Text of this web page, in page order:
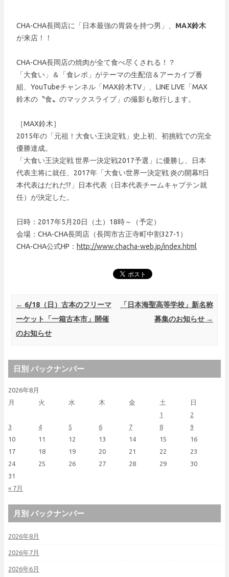
CHA-CHA長岡店に「日本最強の胃袋を持つ男」、 MAX鈴木
が来店！！
CHA-CHA長岡店の焼肉が全て食べ尽くされる！？
「大食い」＆「食レポ」がテーマの生配信＆アーカイブ番
組、YouTubeチャンネル「MAX鈴木TV」、LINE LIVE「MAX
鈴木の〝食〟のマックスライブ」の撮影も敢行します。
［MAX鈴木］
2015年の「元祖！大食い王決定戦」史上初、初挑戦での完全
優勝達成。
「大食い王決定戦 世界一決定戦2017予選」に優勝し、日本
代表主将に就任、2017年「大食い世界一決定戦 炎の開幕!!日
本代表はだれだ!?」日本代表（日本代表チームキャプテン就
任）が決定した。
日時：2017年5月20日（土）18時～（予定）
会場：CHA-CHA長岡店（長岡市古正寺町中割327-1）
CHA-CHA公式HP： http://www.chacha-web.jp/index.html
Post navigation
← 6/18（日）古本のフリーマ
ーケット「一箱古本市」開催
のお知らせ
「日本海聖高等学校」新名称
募集のお知らせ →
日別 バックナンバー
2026年8月
月
火 水 木 金 土 日
« 7月
1
2
3
4 5 6 7 8
9
10
11 12 13 14 15
16
17
18 19 20 21 22
23
24
25 26 27 28 29
30
31
月別 バックナンバー
2026年8月
2026年7月
2026年6月